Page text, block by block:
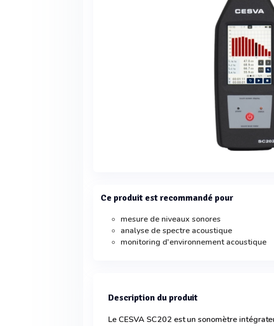
Ce produit est recommandé pour
mesure de niveaux sonores
analyse de spectre acoustique
monitoring d'environnement acoustique
Description du produit
Le CESVA SC202 est un sonomètre